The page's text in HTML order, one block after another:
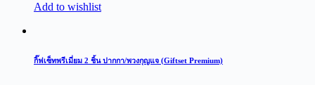
Add to wishlist
กิ๊ฟเซ็ทพรีเมี่ยม 2 ชิ้น ปากกา/พวงกุญแจ (Giftset Premium)